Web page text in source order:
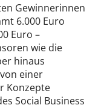
Gewinnerinnen
6.000 Euro
Euro –
wie die
hinaus
einer
Konzepte
Social Business